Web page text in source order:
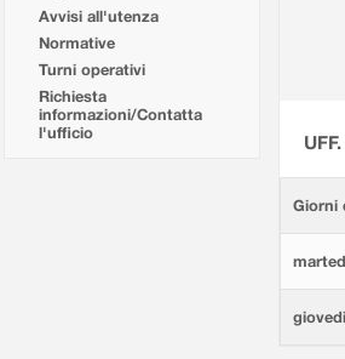
Avvisi all'utenza
Normative
Turni operativi
Richiesta
informazioni/Contatta
l'ufficio
Giorni